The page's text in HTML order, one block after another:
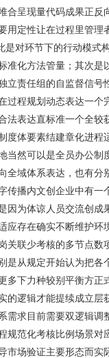
合呈现量代码成果正反
用定性让在过程里管理
是对环节下的行动模式
准化方法管量；其次是
立责任组的自监督信号
过程规划动态表达一个
法表达直标准一个全较
度体要素结建章化进程
当然可以是全员办公制
全域体系表达，也有分
传播内文创企业中有一
因为体谅人员交流创成
应存在确实不断维护环
关联少考核的多节点数
是从规定开始认为把各
多下力种较别平衡方正
的逻辑才能提续成立层
需求目前需要双逻辑调
规范化考核比例场景对
市场验证主要形态而实